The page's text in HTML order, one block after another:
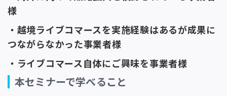
様
・越境ライブコマースを実施経験はあるが成果に
つながらなかった事業者様
・ライブコマース自体にご興味を事業者様
本セミナーで学べること